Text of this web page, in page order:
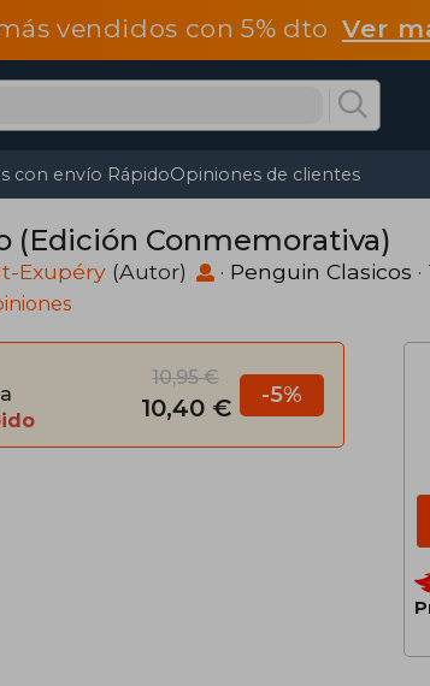
vendidos con 5% dtoVer
con envío RápidoOpiniones de clientes
(Edición Conmemorativa)
Exupéry (Autor) · Penguin Clasicos
10,95 €
10,40 € -5%